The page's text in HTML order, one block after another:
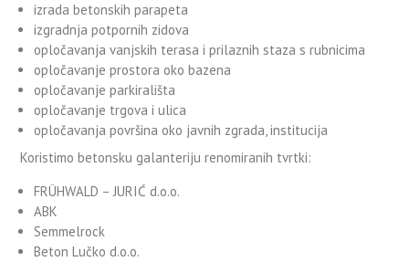
izrada betonskih parapeta
izgradnja potpornih zidova
opločavanja vanjskih terasa i prilaznih staza s rubnicima
opločavanje prostora oko bazena
opločavanje parkirališta
opločavanje trgova i ulica
opločavanja površina oko javnih zgrada, institucija
Koristimo betonsku galanteriju renomiranih tvrtki:
FRÜHWALD – JURIĆ d.o.o.
ABK
Semmelrock
Beton Lučko d.o.o.